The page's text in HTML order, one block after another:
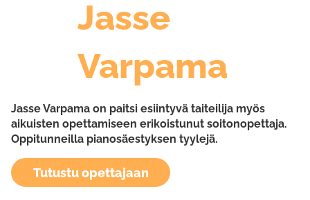
Jasse
Varpama
Jasse Varpama on paitsi esiintyvä taiteilija myös
aikuisten opettamiseen erikoistunut soitonopettaja.
Oppitunneilla pianosäestyksen tyylejä.
Tutustu opettajaan